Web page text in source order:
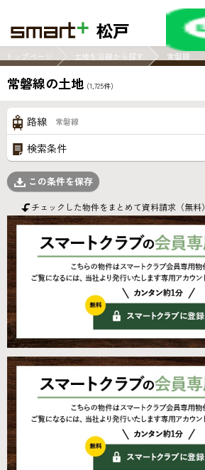
松戸
トップページ 土地を沿線から探す 常磐線
常磐線の土地 (1,725件)
路線 常磐線
検索条件
この条件を保存
チェックした物件をまとめて資料請求（無料）